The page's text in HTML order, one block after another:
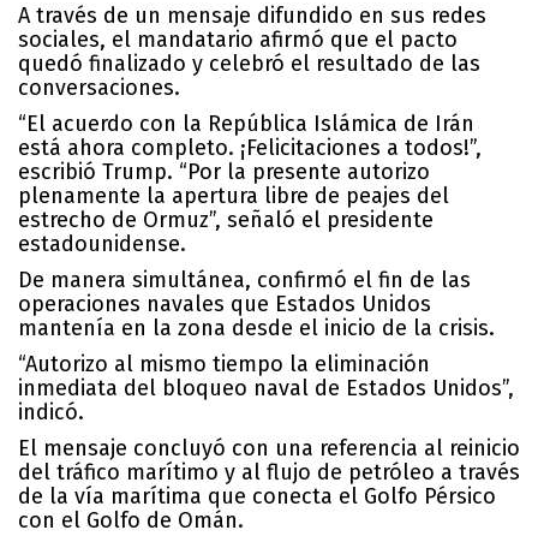
A través de un mensaje difundido en sus redes
sociales, el mandatario afirmó que el pacto
quedó finalizado y celebró el resultado de las
conversaciones.
“El acuerdo con la República Islámica de Irán
está ahora completo. ¡Felicitaciones a todos!”,
escribió Trump. “Por la presente autorizo
plenamente la apertura libre de peajes del
estrecho de Ormuz”, señaló el presidente
estadounidense.
De manera simultánea, confirmó el fin de las
operaciones navales que Estados Unidos
mantenía en la zona desde el inicio de la crisis.
“Autorizo al mismo tiempo la eliminación
inmediata del bloqueo naval de Estados Unidos”,
indicó.
El mensaje concluyó con una referencia al reinicio
del tráfico marítimo y al flujo de petróleo a través
de la vía marítima que conecta el Golfo Pérsico
con el Golfo de Omán.